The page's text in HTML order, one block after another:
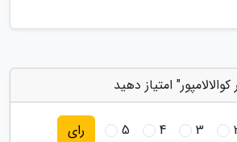
امتیاز دهید
3
4
5 رای